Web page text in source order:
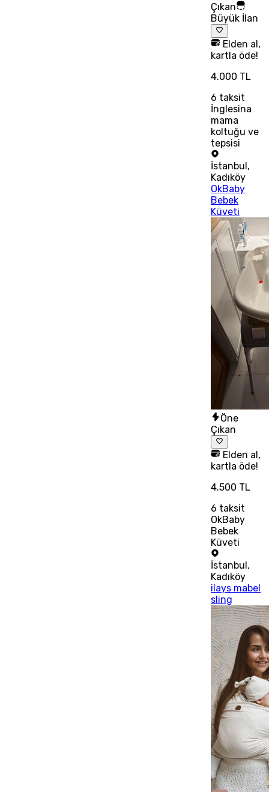
Çıkan
Büyük İlan
Elden al,
kartla öde!
4.000 TL
6 taksit
İnglesina
mama
koltuğu ve
tepsisi
İstanbul,
Kadıköy
OkBaby
Bebek
Küveti
Öne
Çıkan
Elden al,
kartla öde!
4.500 TL
6 taksit
OkBaby
Bebek
Küveti
İstanbul,
Kadıköy
ilays mabel
sling